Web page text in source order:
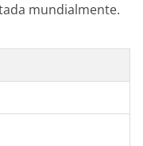
mundialmente.